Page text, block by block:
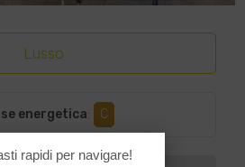
Lusso
energetica: C
rapidi per navigare!